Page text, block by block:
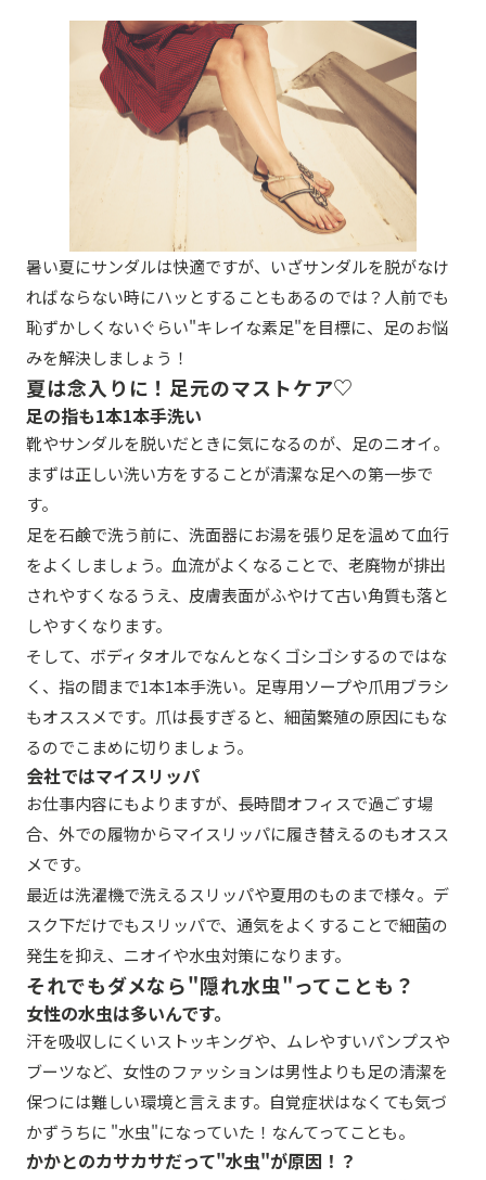
暑い夏にサンダルは快適ですが、いざサンダルを脱がなけ
ればならない時にハッとすることもあるのでは？人前でも
恥ずかしくないぐらい"キレイな素足"を目標に、足のお悩
みを解決しましょう！
夏は念入りに！足元のマストケア♡
足の指も1本1本手洗い
靴やサンダルを脱いだときに気になるのが、足のニオイ。
まずは正しい洗い方をすることが清潔な足への第一歩で
す。
足を石鹸で洗う前に、洗面器にお湯を張り足を温めて血行
をよくしましょう。血流がよくなることで、老廃物が排出
されやすくなるうえ、皮膚表面がふやけて古い角質も落と
しやすくなります。
そして、ボディタオルでなんとなくゴシゴシするのではな
く、指の間まで1本1本手洗い。足専用ソープや爪用ブラシ
もオススメです。爪は長すぎると、細菌繁殖の原因にもな
るのでこまめに切りましょう。
会社ではマイスリッパ
お仕事内容にもよりますが、長時間オフィスで過ごす場
合、外での履物からマイスリッパに履き替えるのもオスス
メです。
最近は洗濯機で洗えるスリッパや夏用のものまで様々。デ
スク下だけでもスリッパで、通気をよくすることで細菌の
発生を抑え、ニオイや水虫対策になります。
それでもダメなら"隠れ水虫"ってことも？
女性の水虫は多いんです。
汗を吸収しにくいストッキングや、ムレやすいパンプスや
ブーツなど、女性のファッションは男性よりも足の清潔を
保つには難しい環境と言えます。自覚症状はなくても気づ
かずうちに "水虫"になっていた！なんてってことも。
かかとのカサカサだって"水虫"が原因！？